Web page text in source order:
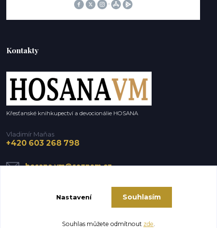
Kontakty
Křesťanské knihkupectví a devocionálie HOSANA
Vladimír Maňas
+420 603 268 798
hosana.vm@seznam.cz
Nastavení Souhlasím
Souhlas můžete odmítnout zde